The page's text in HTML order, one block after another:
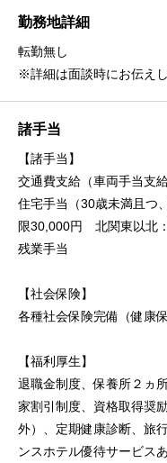
勤務地詳細
転勤無し
※詳細は面談時にお伝え
諸手当
【諸手当】
交通費支給（車両手当
住宅手当（30歳未満且つ
限30,000円 北関東以北
残業手当
【社会保険】
各種社会保険完備（健康
【福利厚生】
退職金制度、保養所２ヵ
家割引制度、資格取得奨
外）、定期健康診断、旅
ンスホテル優待サービス